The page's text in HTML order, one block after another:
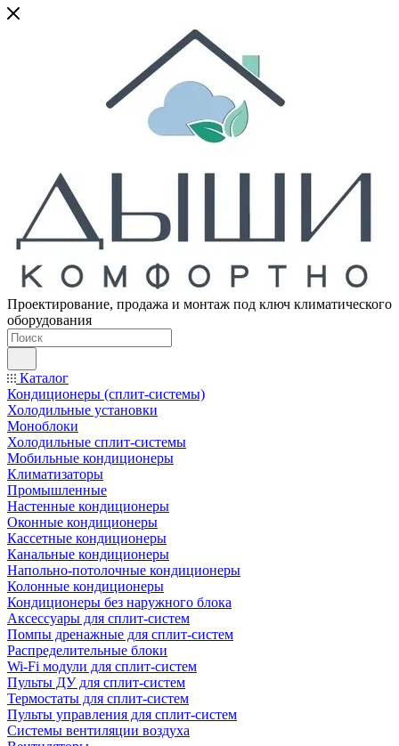
Проектирование, продажа и монтаж под ключ климатического
оборудования
Каталог
Кондиционеры (сплит-системы)
Холодильные установки
Моноблоки
Холодильные сплит-системы
Мобильные кондиционеры
Климатизаторы
Промышленные
Настенные кондиционеры
Оконные кондиционеры
Кассетные кондиционеры
Канальные кондиционеры
Напольно-потолочные кондиционеры
Колонные кондиционеры
Кондиционеры без наружного блока
Аксессуары для сплит-систем
Помпы дренажные для сплит-систем
Распределительные блоки
Wi-Fi модули для сплит-систем
Пульты ДУ для сплит-систем
Термостаты для сплит-систем
Пульты управления для сплит-систем
Системы вентиляции воздуха